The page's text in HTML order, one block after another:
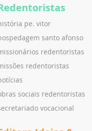
pe. vitor
santo afonso
redentoristas
redentoristas
sociais redentoristas
vocacional